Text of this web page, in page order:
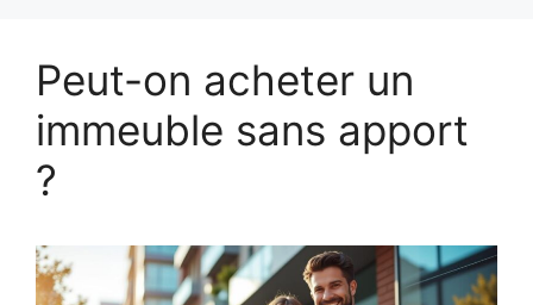
Peut-on acheter un
immeuble sans apport
?